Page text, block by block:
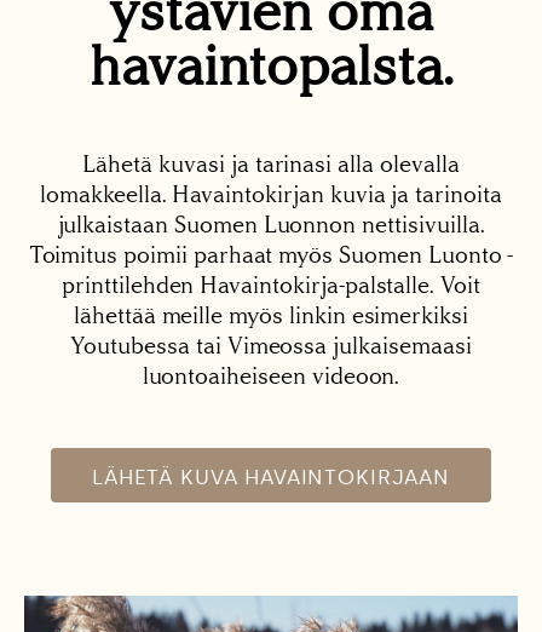
havaintopalsta.
Lähetä kuvasi ja tarinasi alla olevalla
lomakkeella. Havaintokirjan kuvia ja tarinoita
julkaistaan Suomen Luonnon nettisivuilla.
Toimitus poimii parhaat myös Suomen Luonto -
printtilehden Havaintokirja-palstalle. Voit
lähettää meille myös linkin esimerkiksi
Youtubessa tai Vimeossa julkaisemaasi
luontoaiheiseen videoon.
LÄHETÄ KUVA HAVAINTOKIRJAAN